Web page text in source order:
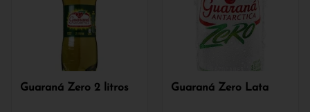
Guaraná Zero 2 litros Guaraná Zero Lata